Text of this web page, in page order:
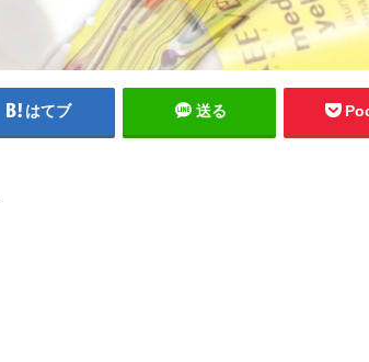
はてブ 送る